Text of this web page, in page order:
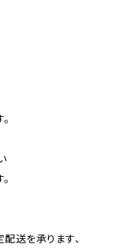
送を承ります、